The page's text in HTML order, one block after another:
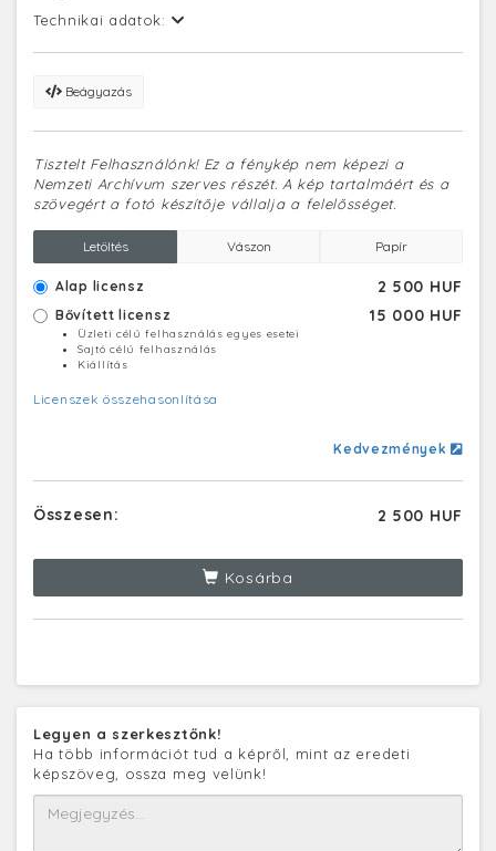
Technikai adatok:
Beágyazás
Tisztelt Felhasználónk! Ez a fénykép nem képezi a
Nemzeti Archívum szerves részét. A kép tartalmáért és a
szövegért a fotó készítője vállalja a felelősséget.
Letöltés Vászon Papír
Alap licensz 2 500 HUF
Bővített licensz 15 000 HUF
Üzleti célú felhasználás egyes esetei
Sajtó célú felhasználás
Kiállítás
Licenszek összehasonlítása
Kedvezmények
Összesen: 2 500 HUF
Kosárba
Legyen a szerkesztőnk!
Ha több információt tud a képről, mint az eredeti
képszöveg, ossza meg velünk!